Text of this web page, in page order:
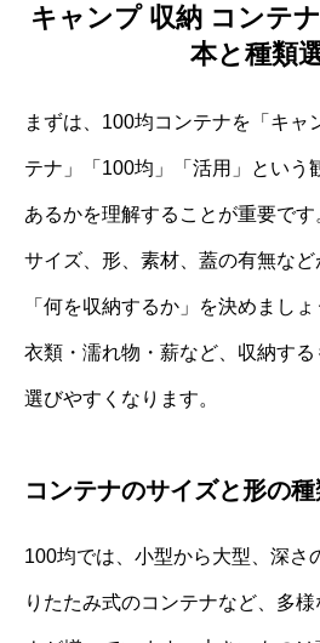
キャンプ 収納 コンテ
本と種類
まずは、100均コンテナを「キャ
テナ」「100均」「活用」という
あるかを理解することが重要で
サイズ、形、素材、蓋の有無な
「何を収納するか」を決めまし
衣類・濡れ物・薪など、収納す
選びやすくなります。
コンテナのサイズと形の
100均では、小型から大型、深さ
りたたみ式のコンテナなど、多